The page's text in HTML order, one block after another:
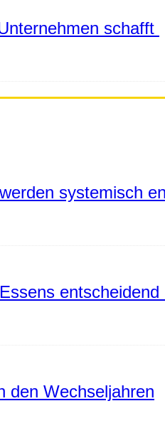
schafft
systemisch
entscheidend
den Wechseljahren